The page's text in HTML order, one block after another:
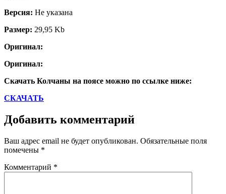
Версия: Не указана
Размер: 29,95 Kb
Оригинал:
Оригинал:
Скачать Колчаны на поясе можно по ссылке ниже:
СКАЧАТЬ
Добавить комментарий
Ваш адрес email не будет опубликован. Обязательные поля
помечены *
Комментарий *